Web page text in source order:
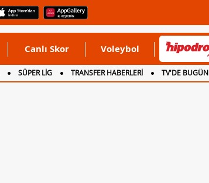
Canlı Skor Voleybol
SÜPER LİG TRANSFER HABERLERİ TV'DE BUGÜN